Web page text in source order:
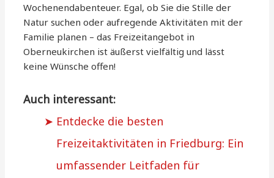
Wochenendabenteuer. Egal, ob Sie die Stille der
Natur suchen oder aufregende Aktivitäten mit der
Familie planen – das Freizeitangebot in
Oberneukirchen ist äußerst vielfältig und lässt
keine Wünsche offen!
Auch interessant:
Entdecke die besten
Freizeitaktivitäten in Friedburg: Ein
umfassender Leitfaden für